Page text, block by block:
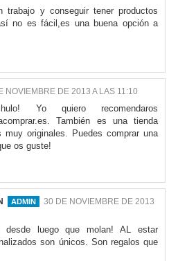
trabajo y conseguir tener productos
no es fácil,es una buena opción a
NOVIEMBRE DE 2013 A LAS 11:10
Yo quiero recomendaros
También es una tienda
muy originales. Puedes comprar una
os guste!
30 DE NOVIEMBRE DE 2013
desde luego que molan! AL estar
son únicos. Son regalos que